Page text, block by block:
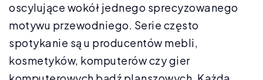
oscylujące wokół jednego sprecyzowanego
motywu przewodniego. Serie często
spotykanie są u producentów mebli,
kosmetyków, komputerów czy gier